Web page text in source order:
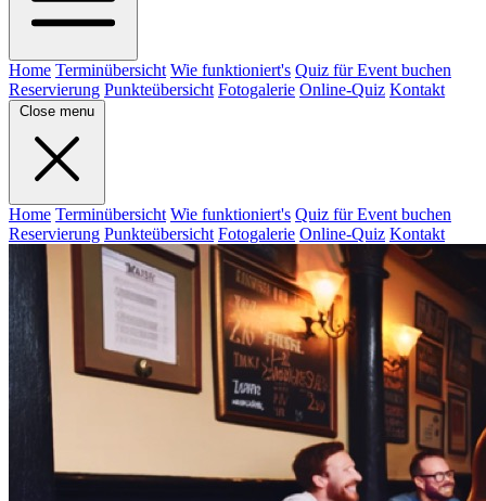
Home Terminübersicht Wie funktioniert's Quiz für Event buchen
Reservierung Punkteübersicht Fotogalerie Online-Quiz Kontakt
Close menu
Home Terminübersicht Wie funktioniert's Quiz für Event buchen
Reservierung Punkteübersicht Fotogalerie Online-Quiz Kontakt